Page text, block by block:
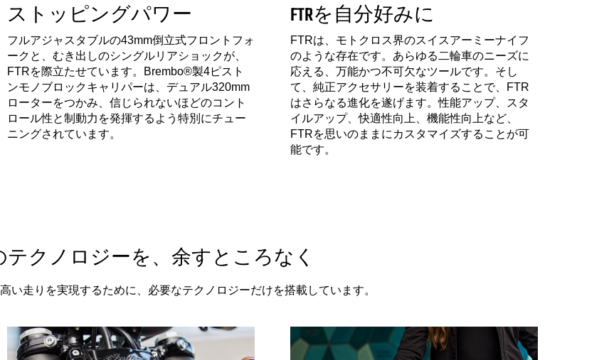
ストッピングパワー
フルアジャスタブルの43mm倒立式フロントフォ
ークと、むき出しのシングルリアショックが、
FTRを際立たせています。Brembo®製4ピスト
ンモノブロックキャリパーは、デュアル320mm
ローターをつかみ、信じられないほどのコント
ロール性と制動力を発揮するよう特別にチュー
ニングされています。
FTRを自分好みに
FTRは、モトクロス界のスイスアーミーナイフ
のような存在です。あらゆる二輪車のニーズに
応える、万能かつ不可欠なツールです。そし
て、純正アクセサリーを装着することで、FTR
はさらなる進化を遂げます。性能アップ、スタ
イルアップ、快適性向上、機能性向上など、
FTRを思いのままにカスタマイズすることが可
能です。
テクノロジーを、余すところなく
い走りを実現するために、必要なテクノロジーだけを搭載しています。